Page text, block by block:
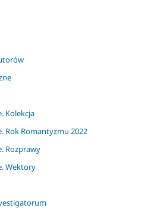
Kolekcja
Rok Romantyzmu 2022
Rozprawy
Wektory